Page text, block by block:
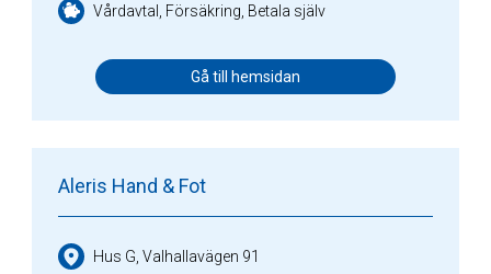
Vårdavtal, Försäkring, Betala själv
Gå till hemsidan
Aleris Hand & Fot
Hus G, Valhallavägen 91